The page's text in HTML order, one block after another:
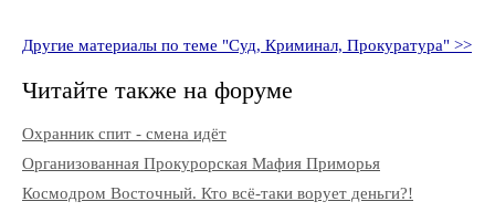
Другие материалы по теме "Суд, Криминал, Прокуратура" >>
Читайте также на форуме
Охранник спит - смена идёт
Организованная Прокурорская Мафия Приморья
Космодром Восточный. Кто всё-таки ворует деньги?!